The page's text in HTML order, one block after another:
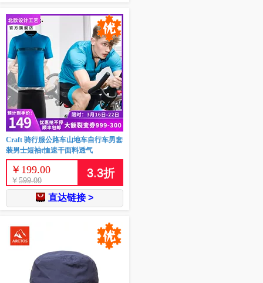
Craft 骑行服公路车山地车自行车男套
装男士短袖t恤速干面料透气
￥ 199.00
￥ 599.00
3.3折
直达链接 >